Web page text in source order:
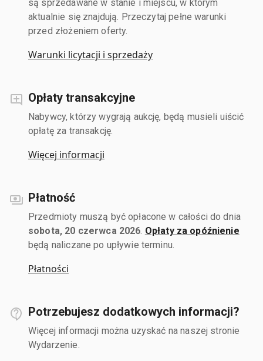
są sprzedawane w stanie i miejscu, w którym
aktualnie się znajdują. Przeczytaj pełne warunki
przed złożeniem oferty.
Warunki licytacji i sprzedaży
Opłaty transakcyjne
Nabywcy, którzy wygrają aukcję, będą musieli uiścić
opłatę za transakcję.
Więcej informacji
Płatność
Przedmioty muszą być opłacone w całości do dnia
sobota, 20 czerwca 2026 Opłaty za opóźnienie
będą naliczane po upływie terminu.
Płatności
Potrzebujesz dodatkowych informacji?
Więcej informacji można uzyskać na naszej stronie
Wydarzenie.